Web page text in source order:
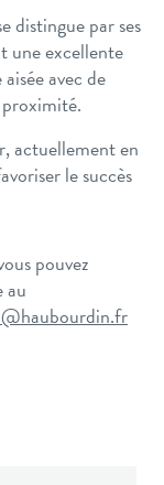
distingue par ses
une excellente
avec de
actuellement en
le succès
pouvez
au